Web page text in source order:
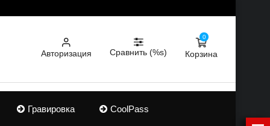
Авторизация Сравнить (%s) Корзина
0
Гравировка CoolPass